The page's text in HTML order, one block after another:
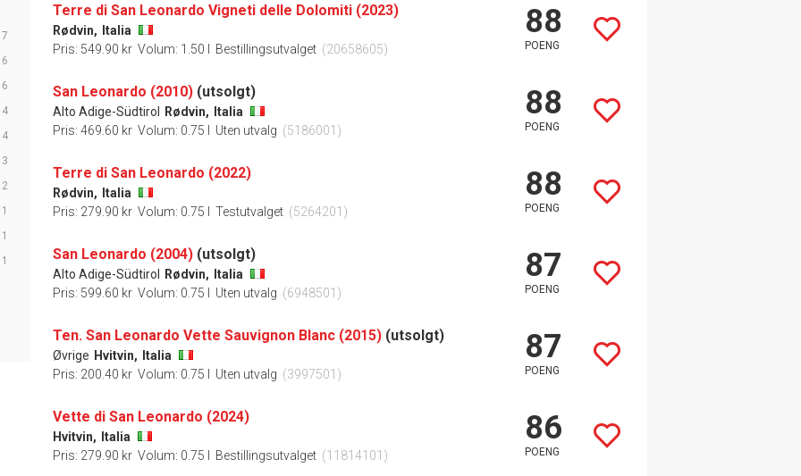
7
6
6
4
4
3
2
1
1
1
Terre di San Leonardo Vigneti delle Dolomiti (2023)
Rødvin,
Italia
Pris: 549.90 kr Volum: 1.50 l Bestillingsutvalget (20658605)
88
POENG
San Leonardo (2010) (utsolgt)
Alto Adige-Südtirol Rødvin,
Italia
Pris: 469.60 kr Volum: 0.75 l Uten utvalg (5186001)
88
POENG
Terre di San Leonardo (2022)
Rødvin,
Italia
Pris: 279.90 kr Volum: 0.75 l Testutvalget (5264201)
88
POENG
San Leonardo (2004) (utsolgt)
Alto Adige-Südtirol Rødvin,
Italia
Pris: 599.60 kr Volum: 0.75 l Uten utvalg (6948501)
87
POENG
Ten. San Leonardo Vette Sauvignon Blanc (2015) (utsolgt)
Øvrige Hvitvin,
Italia
Pris: 200.40 kr Volum: 0.75 l Uten utvalg (3997501)
87
POENG
Vette di San Leonardo (2024)
Hvitvin,
Italia
Pris: 279.90 kr Volum: 0.75 l Bestillingsutvalget (11814101)
86
POENG